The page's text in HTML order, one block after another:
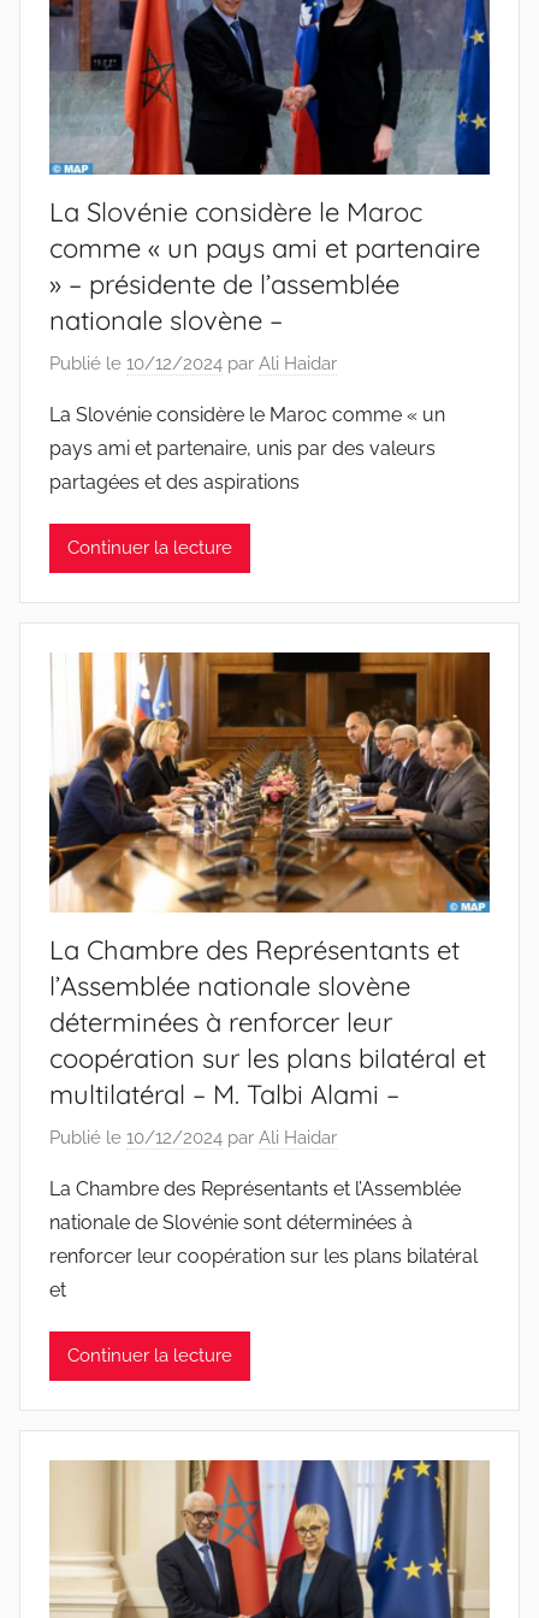
La Slovénie considère le Maroc
comme « un pays ami et partenaire
» – présidente de l’assemblée
nationale slovène –
Publié le 10/12/2024 par Ali Haidar
La Slovénie considère le Maroc comme « un
pays ami et partenaire, unis par des valeurs
partagées et des aspirations
Continuer la lecture
La Chambre des Représentants et
l’Assemblée nationale slovène
déterminées à renforcer leur
coopération sur les plans bilatéral et
multilatéral – M. Talbi Alami –
Publié le 10/12/2024 par Ali Haidar
La Chambre des Représentants et l’Assemblée
nationale de Slovénie sont déterminées à
renforcer leur coopération sur les plans bilatéral
et
Continuer la lecture